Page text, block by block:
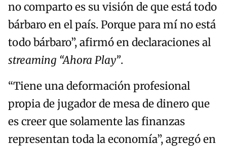
no comparto es su visión de que está todo
bárbaro en el país. Porque para mí no está
todo bárbaro”, afirmó en declaraciones al
streaming “Ahora Play”.
“Tiene una deformación profesional
propia de jugador de mesa de dinero que
es creer que solamente las finanzas
representan toda la economía”, agregó en